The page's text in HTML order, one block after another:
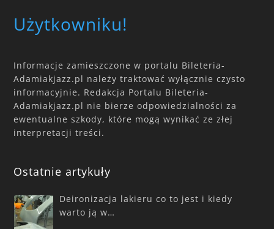
Użytkowniku!
Informacje zamieszczone w portalu Bileteria-
Adamiakjazz.pl należy traktować wyłącznie czysto
informacyjnie. Redakcja Portalu Bileteria-
Adamiakjazz.pl nie bierze odpowiedzialności za
ewentualne szkody, które mogą wynikać ze złej
interpretacji treści.
Ostatnie artykuły
Deironizacja lakieru co to jest i kiedy
warto ją w…